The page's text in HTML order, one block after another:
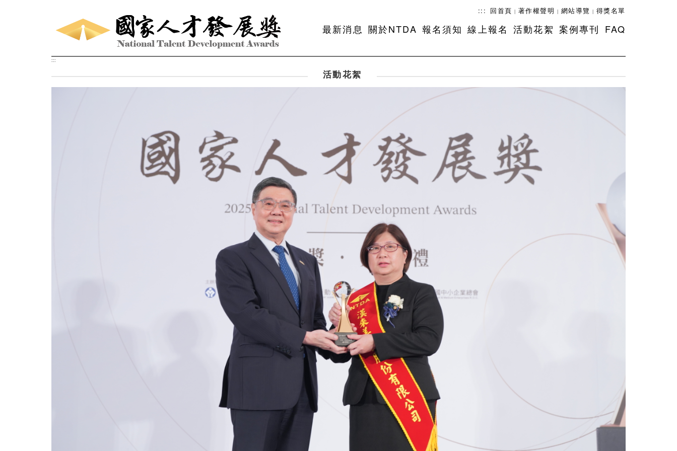
::: 回首頁 | 著作權聲明 | 網站導覽 | 得獎名單
最新消息 關於NTDA 報名須知 線上報名 活動花絮 案例專刊 FAQ
:::
活動花絮